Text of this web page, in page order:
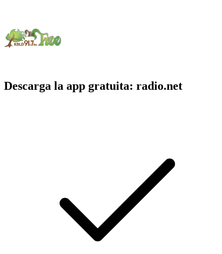
Descarga la app gratuita: radio.net